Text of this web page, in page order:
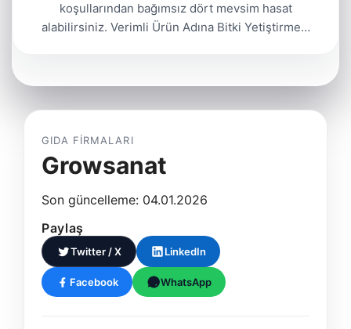
koşullarından bağımsız dört mevsim hasat
alabilirsiniz. Verimli Ürün Adına Bitki Yetiştirme…
GIDA FIRMALARI
Growsanat
Son güncelleme: 04.01.2026
Paylaş
Twitter / X LinkedIn
Facebook WhatsApp